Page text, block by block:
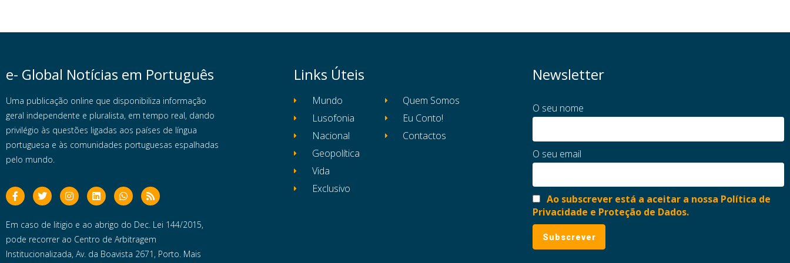
e- Global Notícias em Português
Uma publicação online que disponibiliza informação
geral independente e pluralista, em tempo real, dando
privilégio às questões ligadas aos países de língua
portuguesa e às comunidades portuguesas espalhadas
pelo mundo.
Em caso de litigio e ao abrigo do Dec. Lei 144/2015,
pode recorrer ao Centro de Arbitragem
Institucionalizada, Av. da Boavista 2671, Porto. Mais
Links Úteis
Mundo
Lusofonia
Nacional
Geopolítica
Vida
Exclusivo
Quem Somos
Eu Conto!
Contactos
Newsletter
O seu nome
O seu email
Ao subscrever está a aceitar a nossa Política de
Privacidade e Proteção de Dados.